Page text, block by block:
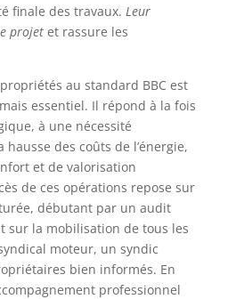
finale des travaux. Leur
projetet rassure les
au standard BBC est
essentiel. Il répond à la fois
à une nécessité
des coûts de l’énergie,
et de valorisation
de ces opérations repose sur
débutant par un audit
sur la mobilisation de tous les
moteur, un syndic
bien informés. En
professionnel